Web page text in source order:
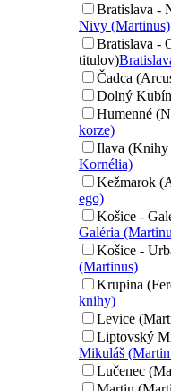
Bratislava -
Nivy (Martinus)
Bratislava -
titulov)
Čadca
Dolný
Humenné
korze)
Ilava
Kornélia)
Kežmarok
ego)
Košice -
Galéria
Košice -
(Martinus)
Krupina
knihy)
Levice
Liptovský
Mikuláš
Lučenec